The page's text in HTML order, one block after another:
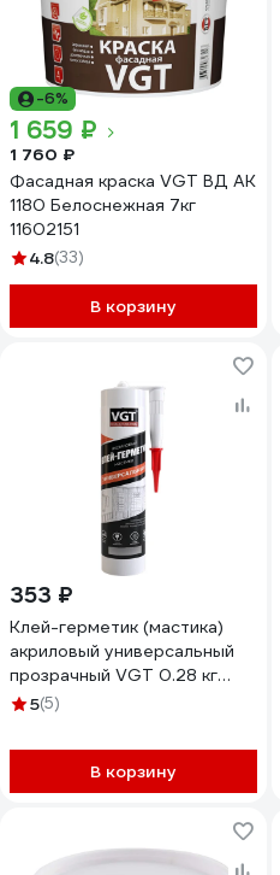
-6%
1 659 ₽
1 760 ₽
Фасадная краска VGT ВД АК
1180 Белоснежная 7кг
11602151
4.8(33)
В корзину
353 ₽
Клей-герметик (мастика)
акриловый универсальный
прозрачный VGT 0.28 кг
11612328
5(5)
В корзину